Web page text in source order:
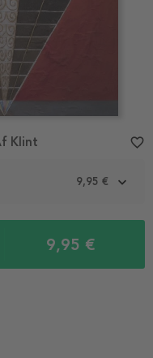
9,95 €
9,95 €
Klint favorite_border